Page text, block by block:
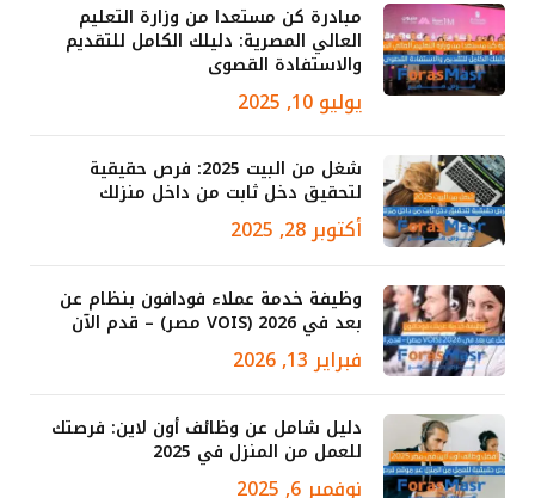
مبادرة كن مستعدا من وزارة التعليم
العالي المصرية: دليلك الكامل للتقديم
والاستفادة القصوى
يوليو 10, 2025
شغل من البيت 2025: فرص حقيقية
لتحقيق دخل ثابت من داخل منزلك
أكتوبر 28, 2025
وظيفة خدمة عملاء فودافون بنظام عن
بعد في 2026 (VOIS مصر) – قدم الآن
فبراير 13, 2026
دليل شامل عن وظائف أون لاين: فرصتك
للعمل من المنزل في 2025
نوفمبر 6, 2025